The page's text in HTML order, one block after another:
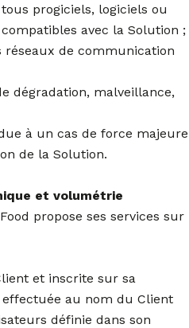
progiciels, logiciels ou
avec la Solution ;
réseaux de communication
dégradation, malveillance,
à un cas de force majeure
de la Solution.
et volumétrie
propose ses services sur
et inscrite sur sa
au nom du Client
définie dans son